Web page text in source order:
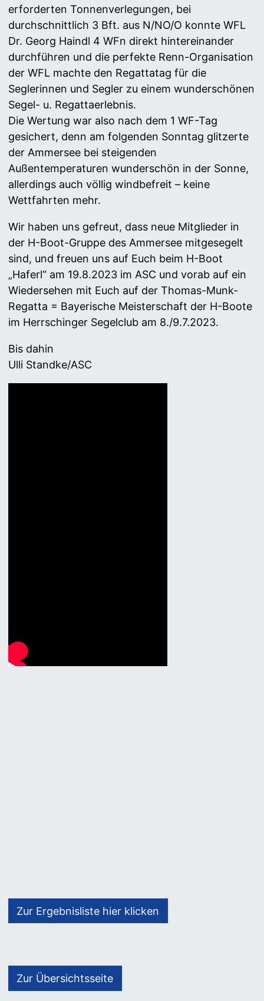
erforderten Tonnenverlegungen, bei
durchschnittlich 3 Bft. aus N/NO/O konnte WFL
Dr. Georg Haindl 4 WFn direkt hintereinander
durchführen und die perfekte Renn-Organisation
der WFL machte den Regattatag für die
Seglerinnen und Segler zu einem wunderschönen
Segel- u. Regattaerlebnis.
Die Wertung war also nach dem 1 WF-Tag
gesichert, denn am folgenden Sonntag glitzerte
der Ammersee bei steigenden
Außentemperaturen wunderschön in der Sonne,
allerdings auch völlig windbefreit – keine
Wettfahrten mehr.
Wir haben uns gefreut, dass neue Mitglieder in
der H-Boot-Gruppe des Ammersee mitgesegelt
sind, und freuen uns auf Euch beim H-Boot
„Haferl“ am 19.8.2023 im ASC und vorab auf ein
Wiedersehen mit Euch auf der Thomas-Munk-
Regatta = Bayerische Meisterschaft der H-Boote
im Herrschinger Segelclub am 8./9.7.2023.
Bis dahin
Ulli Standke/ASC
Zur Ergebnisliste hier klicken
Zur Übersichtsseite